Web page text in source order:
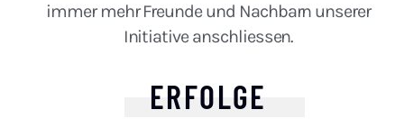
immer mehr Freunde und Nachbarn unserer
Initiative anschliessen.
ERFOLGE